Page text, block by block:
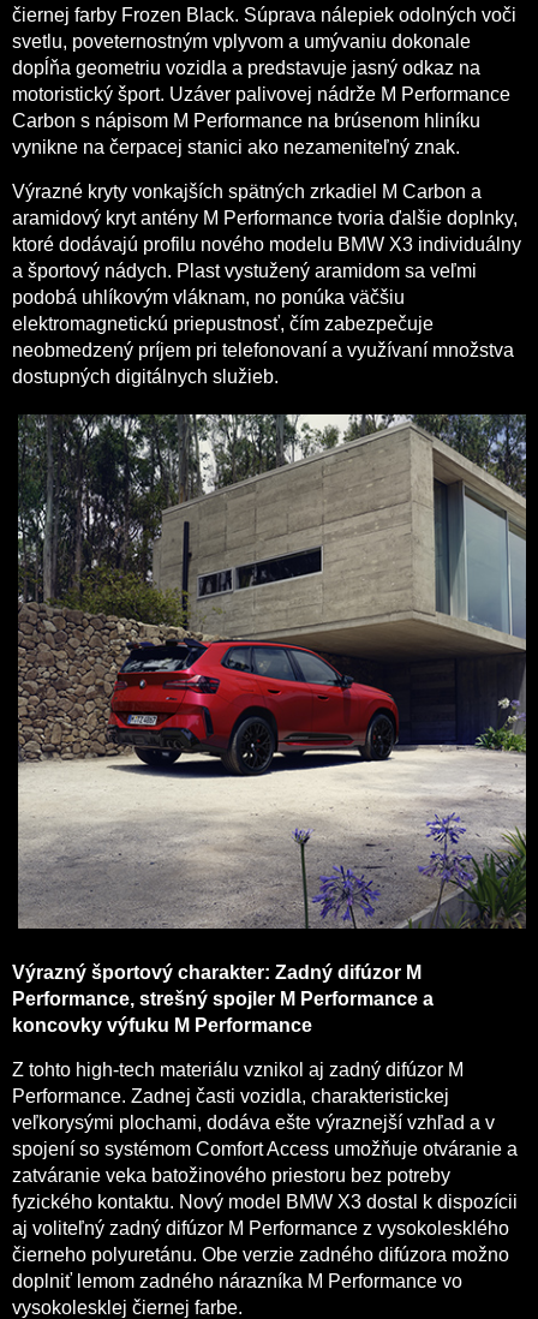
čiernej farby Frozen Black. Súprava nálepiek odolných voči
svetlu, poveternostným vplyvom a umývaniu dokonale
dopĺňa geometriu vozidla a predstavuje jasný odkaz na
motoristický šport. Uzáver palivovej nádrže M Performance
Carbon s nápisom M Performance na brúsenom hliníku
vynikne na čerpacej stanici ako nezameniteľný znak.
Výrazné kryty vonkajších spätných zrkadiel M Carbon a
aramidový kryt antény M Performance tvoria ďalšie doplnky,
ktoré dodávajú profilu nového modelu BMW X3 individuálny
a športový nádych. Plast vystužený aramidom sa veľmi
podobá uhlíkovým vláknam, no ponúka väčšiu
elektromagnetickú priepustnosť, čím zabezpečuje
neobmedzený príjem pri telefonovaní a využívaní množstva
dostupných digitálnych služieb.
Výrazný športový charakter: Zadný difúzor M
Performance, strešný spojler M Performance a
koncovky výfuku M Performance
Z tohto high-tech materiálu vznikol aj zadný difúzor M
Performance. Zadnej časti vozidla, charakteristickej
veľkorysými plochami, dodáva ešte výraznejší vzhľad a v
spojení so systémom Comfort Access umožňuje otváranie a
zatváranie veka batožinového priestoru bez potreby
fyzického kontaktu. Nový model BMW X3 dostal k dispozícii
aj voliteľný zadný difúzor M Performance z vysokolesklého
čierneho polyuretánu. Obe verzie zadného difúzora možno
doplniť lemom zadného nárazníka M Performance vo
vysokolesklej čiernej farbe.